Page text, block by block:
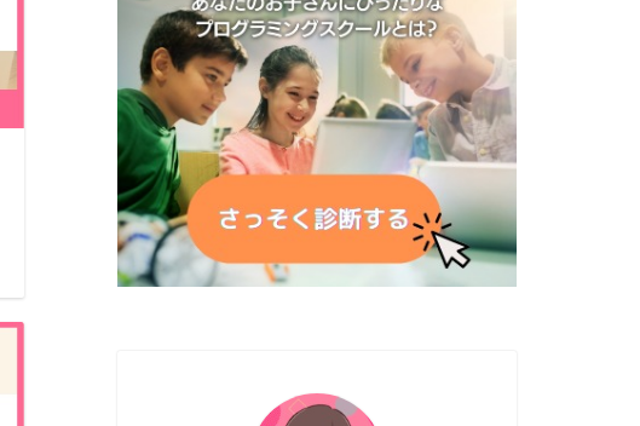
小学生のオンラインプログラミング
学習が続かない理由！対策やおすす
めのサービスも紹介
2020年11月20日